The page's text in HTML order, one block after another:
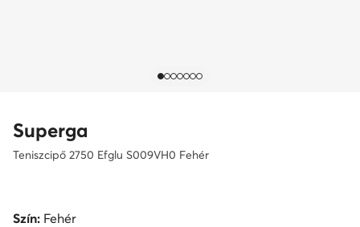
Superga
Teniszcipő 2750 Efglu S009VH0 Fehér
Szín: Fehér